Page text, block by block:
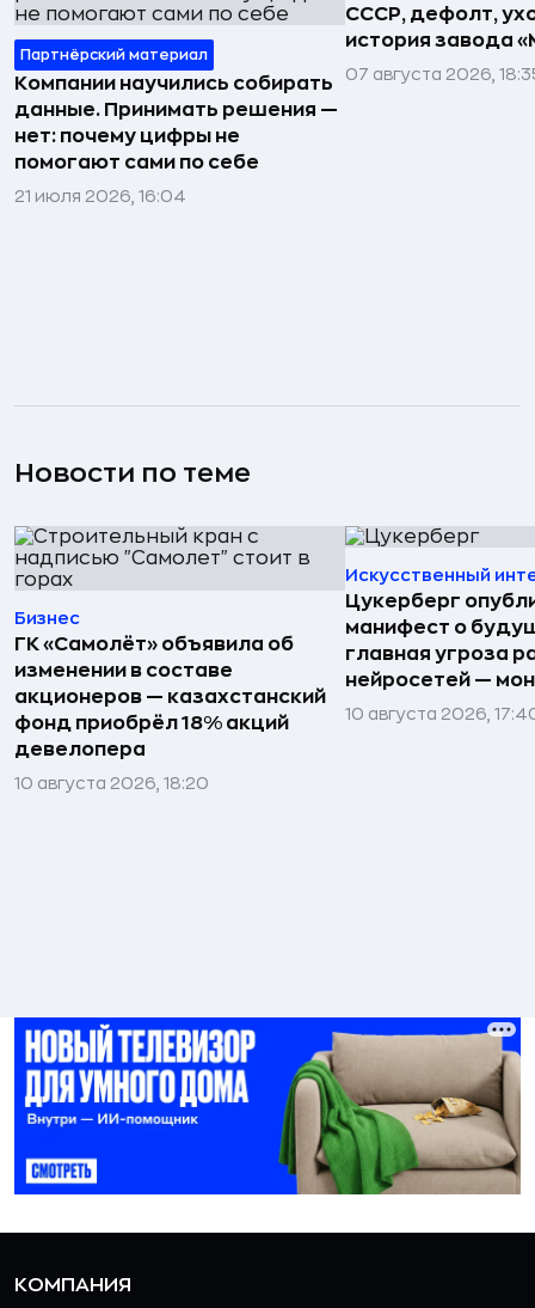
Партнёрский материал
Компании научились собирать
данные. Принимать решения —
нет: почему цифры не
помогают сами по себе
21 июля 2026, 16:04
СССР, дефолт,
история завода
07 августа 2026,
Новости по теме
Бизнес
ГК «Самолёт» объявила об
изменении в составе
акционеров — казахстанский
фонд приобрёл 18% акций
девелопера
10 августа 2026, 18:20
Искусственный
Цукерберг
манифест о
главная угроза
нейросетей —
10 августа 2026,
КОМПАНИЯ